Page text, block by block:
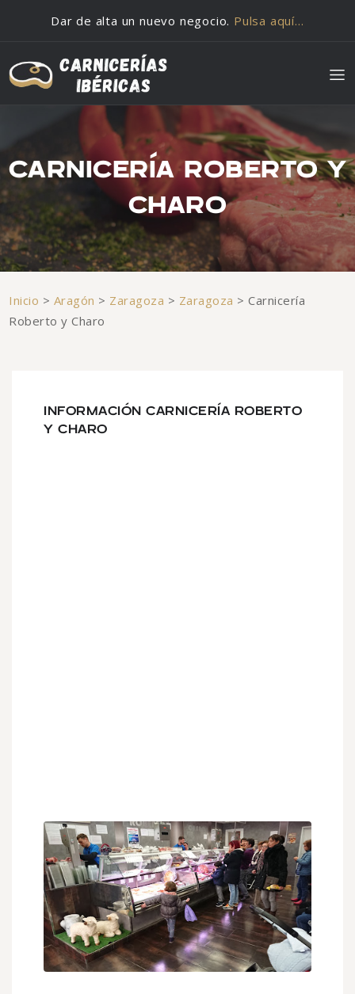
Dar de alta un nuevo negocio. Pulsa aquí…
CARNICERÍA ROBERTO Y
CHARO
Inicio > Aragón > Zaragoza > Zaragoza >Carnicería
Roberto y Charo
INFORMACIÓN CARNICERÍA ROBERTO
Y CHARO